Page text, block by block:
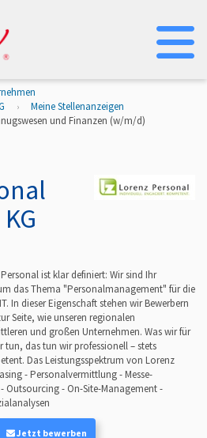
Meine Stellenanzeigen
und Finanzen (w/m/d)
ist klar definiert: Wir sind Ihr
das Thema "Personalmanagement" für die
In dieser Eigenschaft stehen wir Bewerbern
Seite, wie unseren regionalen
und großen Unternehmen. Was wir für
tun, das tun wir professionell – stets
Das Leistungsspektrum von Lorenz
- Personalvermittlung - Messe-
Outsourcing - On-Site-Management -
Jetzt bewerben